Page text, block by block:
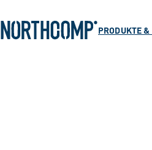
Zur Navigation PRODUKTE